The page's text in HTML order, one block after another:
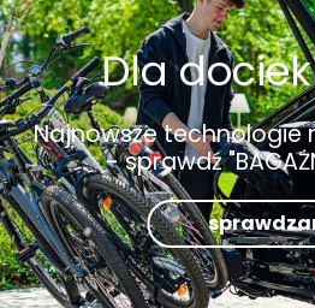
Dla
Najnowsze technologie
- sprawdź